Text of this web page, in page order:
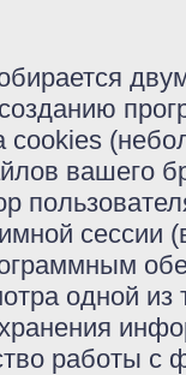
cookies
вашего
сессии
одной
работы с